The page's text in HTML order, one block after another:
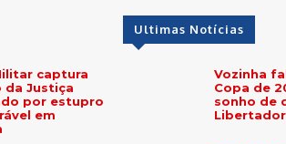
captura
Justiça
por estupro
em
Ultimas Notícias
Vozinha
Copa de
sonho de